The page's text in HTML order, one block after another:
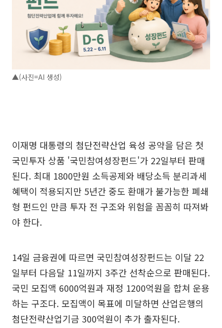
▲(사진=AI 생성)
이재명 대통령의 첨단전략산업 육성 공약을 담은 첫
국민투자 상품 '국민참여성장펀드'가 22일부터 판매
된다. 최대 1800만원 소득공제와 배당소득 분리과세
혜택이 적용되지만 5년간 중도 환매가 불가능한 폐쇄
형 펀드인 만큼 투자 전 구조와 위험을 꼼꼼히 따져봐
야 한다.
14일 금융권에 따르면 국민참여성장펀드는 이달 22
일부터 다음달 11일까지 3주간 선착순으로 판매된다.
국민 모집액 6000억원과 재정 1200억원을 합쳐 운용
하는 구조다. 모집액이 목표에 미달하면 산업은행의
첨단전략산업기금 300억원이 추가 출자된다.